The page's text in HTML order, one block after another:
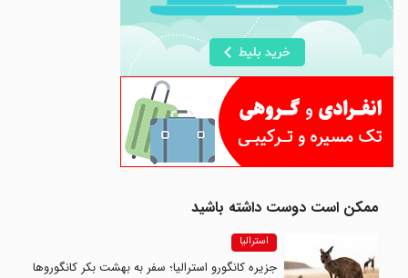
ممکن است دوست داشته باشید
استرالیا
جزیره کانگورو استرالیا؛ سفر به بهشت بکر کانگوروها